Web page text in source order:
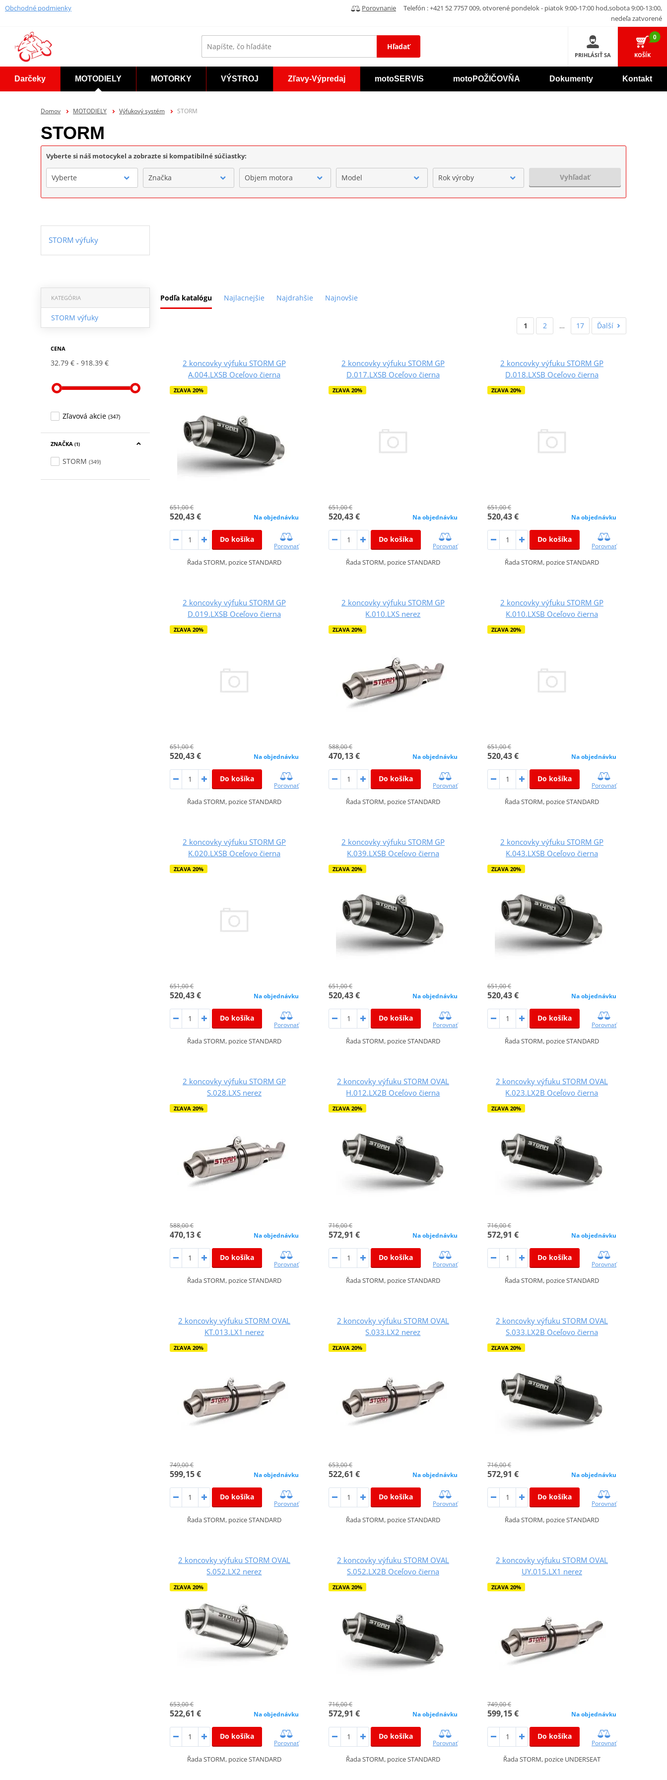
Obchodné podmienky Porovnanie
Telefón : +421 52 7757 009, otvorené pondelok - piatok 9:00-17:00 hod,sobota 9:00-13:00,
nedeľa zatvorené
Hľadať
PRIHLÁSIŤ SA
0
KOŠÍK
Darčeky MOTODIELY MOTORKY VÝSTROJ Zľavy-Výpredaj motoSERVIS motoPOŽIČOVŇA Dokumenty Kontakt
Domov MOTODIELY Výfukový systém STORM
STORM
Vyberte si náš motocykel a zobrazte si kompatibilné súčiastky:
Vyberte Značka Objem motora Model Rok výroby Vyhľadať
STORM výfuky
Podľa katalógu Najlacnejšie Najdrahšie Najnovšie
KATEGÓRIA
STORM výfuky
CENA
32.79 € 918.39 €
Zľavová akcie (347)
ZNAČKA (1)
STORM (349)
1 2 … 17 Ďalší
2 koncovky výfuku STORM GP
A.004.LXSB Oceľovo čierna
ZĽAVA 20%
651,00 €
520,43 € Na objednávku
Do košíka
Porovnať
Řada STORM, pozice STANDARD
2 koncovky výfuku STORM GP
D.017.LXSB Oceľovo čierna
ZĽAVA 20%
651,00 €
520,43 € Na objednávku
Do košíka
Porovnať
Řada STORM, pozice STANDARD
2 koncovky výfuku STORM GP
D.018.LXSB Oceľovo čierna
ZĽAVA 20%
651,00 €
520,43 € Na objednávku
Do košíka
Porovnať
Řada STORM, pozice STANDARD
2 koncovky výfuku STORM GP
D.019.LXSB Oceľovo čierna
ZĽAVA 20%
651,00 €
520,43 € Na objednávku
Do košíka
Porovnať
Řada STORM, pozice STANDARD
2 koncovky výfuku STORM GP
K.010.LXS nerez
ZĽAVA 20%
588,00 €
470,13 € Na objednávku
Do košíka
Porovnať
Řada STORM, pozice STANDARD
2 koncovky výfuku STORM GP
K.010.LXSB Oceľovo čierna
ZĽAVA 20%
651,00 €
520,43 € Na objednávku
Do košíka
Porovnať
Řada STORM, pozice STANDARD
2 koncovky výfuku STORM GP
K.020.LXSB Oceľovo čierna
ZĽAVA 20%
651,00 €
520,43 € Na objednávku
Do košíka
Porovnať
Řada STORM, pozice STANDARD
2 koncovky výfuku STORM GP
K.039.LXSB Oceľovo čierna
ZĽAVA 20%
651,00 €
520,43 € Na objednávku
Do košíka
Porovnať
Řada STORM, pozice STANDARD
2 koncovky výfuku STORM GP
K.043.LXSB Oceľovo čierna
ZĽAVA 20%
651,00 €
520,43 € Na objednávku
Do košíka
Porovnať
Řada STORM, pozice STANDARD
2 koncovky výfuku STORM GP
S.028.LXS nerez
ZĽAVA 20%
588,00 €
470,13 € Na objednávku
Do košíka
Porovnať
Řada STORM, pozice STANDARD
2 koncovky výfuku STORM OVAL
H.012.LX2B Oceľovo čierna
ZĽAVA 20%
716,00 €
572,91 € Na objednávku
Do košíka
Porovnať
Řada STORM, pozice STANDARD
2 koncovky výfuku STORM OVAL
K.023.LX2B Oceľovo čierna
ZĽAVA 20%
716,00 €
572,91 € Na objednávku
Do košíka
Porovnať
Řada STORM, pozice STANDARD
2 koncovky výfuku STORM OVAL
KT.013.LX1 nerez
ZĽAVA 20%
749,00 €
599,15 € Na objednávku
Do košíka
Porovnať
Řada STORM, pozice STANDARD
2 koncovky výfuku STORM OVAL
S.033.LX2 nerez
ZĽAVA 20%
653,00 €
522,61 € Na objednávku
Do košíka
Porovnať
Řada STORM, pozice STANDARD
2 koncovky výfuku STORM OVAL
S.033.LX2B Oceľovo čierna
ZĽAVA 20%
716,00 €
572,91 € Na objednávku
Do košíka
Porovnať
Řada STORM, pozice STANDARD
2 koncovky výfuku STORM OVAL
S.052.LX2 nerez
ZĽAVA 20%
653,00 €
522,61 € Na objednávku
Do košíka
Porovnať
Řada STORM, pozice STANDARD
2 koncovky výfuku STORM OVAL
S.052.LX2B Oceľovo čierna
ZĽAVA 20%
716,00 €
572,91 € Na objednávku
Do košíka
Porovnať
Řada STORM, pozice STANDARD
2 koncovky výfuku STORM OVAL
UY.015.LX1 nerez
ZĽAVA 20%
749,00 €
599,15 € Na objednávku
Do košíka
Porovnať
Řada STORM, pozice UNDERSEAT